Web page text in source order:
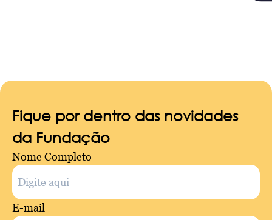
Fique por dentro das novidades
da Fundação
Nome Completo
E-mail